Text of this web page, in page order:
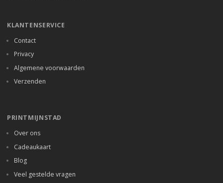
KLANTENSERVICE
Contact
Privacy
Algemene voorwaarden
Verzenden
PRINTMIJNSTAD
Over ons
Cadeaukaart
Blog
Veel gestelde vragen